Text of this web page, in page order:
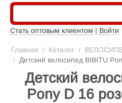
Стать оптовым клиентом | Войти
Главная / Каталог /
/ Детский велосипед BIBITU
Детский
Pony D 16